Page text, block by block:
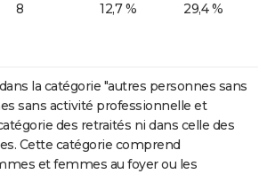
8 12,7 % 29,4 %
la catégorie "autres personnes sans
sans activité professionnelle et
des retraités ni dans celle des
Cette catégorie comprend
et femmes au foyer ou les